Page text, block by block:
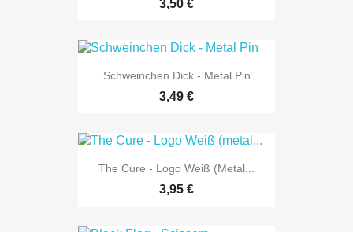
3,50 €
Schweinchen Dick - Metal Pin
3,49 €
The Cure - Logo Weiß (metal...
3,95 €